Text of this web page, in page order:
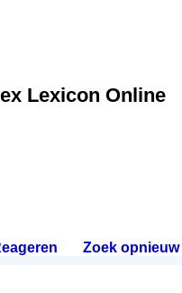
Lexicon Online
Zoek opnieuw.